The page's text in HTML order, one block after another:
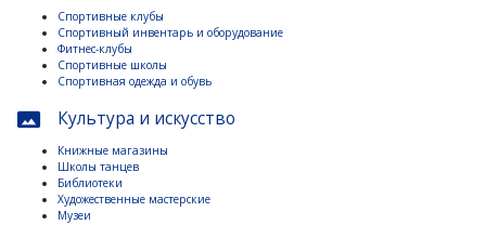
Спортивные клубы
Спортивный инвентарь и оборудование
Фитнес-клубы
Спортивные школы
Спортивная одежда и обувь
panorama Культура и искусство
Книжные магазины
Школы танцев
Библиотеки
Художественные мастерские
Музеи